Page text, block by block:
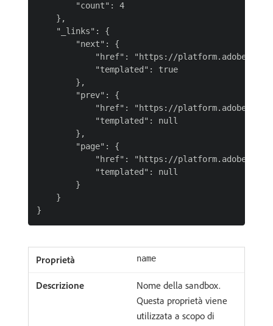
        "count": 4
    },
    "_links": {
        "next": {
"href": "https://
            "templated": true
        },
        "prev": {
"href": "https://
            "templated": null
        },
        "page": {
"href": "https://
            "templated": null
        }
    }
name
Nome della sandbox.
Questa proprietà viene
utilizzata a scopo di